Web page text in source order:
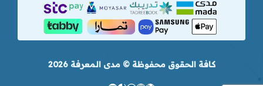
كافة الحقوق محفوظة © مدى المعرفة 2026